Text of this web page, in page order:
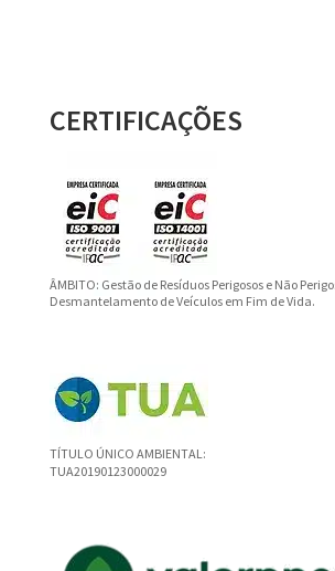
CERTIFICAÇÕES
ÂMBITO: Gestão de Resíduos Perigosos e Não
Desmantelamento de Veículos em Fim de Vida.
TÍTULO ÚNICO AMBIENTAL:
TUA20190123000029